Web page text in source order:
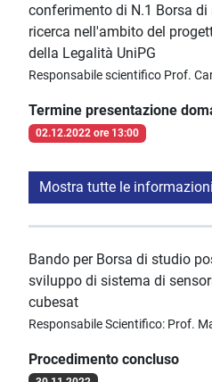
conferimento di N.1 Borsa
ricerca nell'ambito del
della Legalità UniPG
Responsabile scientifico Prof.
Termine presentazione
02.12.2022 ore 13:00
Mostra tutte le informazioni
Bando per Borsa di studio
sviluppo di sistema di
cubesat
Responsabile Scientifico: Prof.
Procedimento concluso